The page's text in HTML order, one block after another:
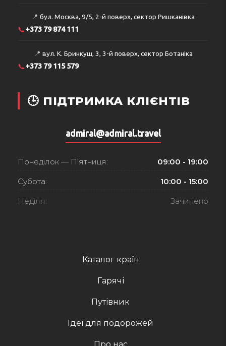
Каталог країн
Гарячі
Путівник
Ідеї для подорожей
📍 бул. Москва, 9/5, 2-й поверх, сектор Ришканівка
📞+373 79 874 111
📍 вул. К. Бринкуш, 3, 3-й поверх, сектор Ботаніка
📞+373 79 115 579
🕒 ПІДТРИМКА КЛІЄНТІВ
admiral@admiral.travel
Понеділок — П’ятниця: 09:00 - 19:00
Субота: 10:00 - 15:00
Неділя: Зачинено